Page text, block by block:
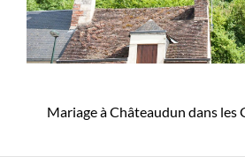
Mariage à Châteaudun dans les